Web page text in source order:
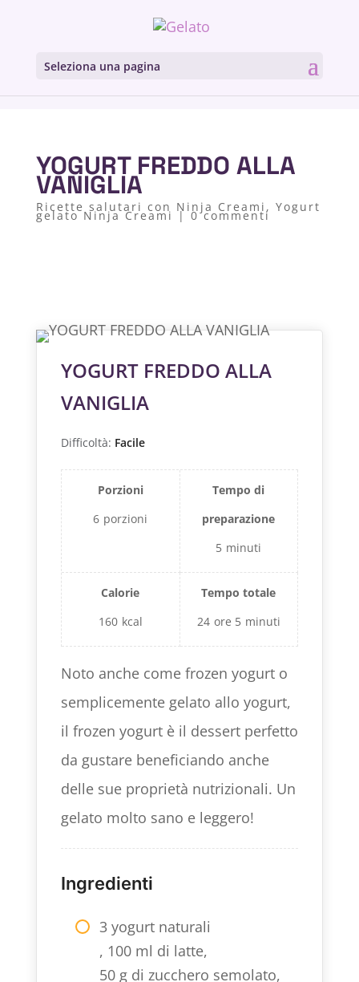
Seleziona una pagina
YOGURT FREDDO ALLA
VANIGLIA
Ricette salutari con Ninja Creami , Yogurt
gelato Ninja Creami |0 commenti
YOGURT FREDDO ALLA
VANIGLIA
Difficoltà: Facile
Porzioni
6 porzioni
Tempo di
preparazione
5 minuti
Calorie
160 kcal
Tempo totale
24 ore 5 minuti
Noto anche come frozen yogurt o
semplicemente gelato allo yogurt,
il frozen yogurt è il dessert perfetto
da gustare beneficiando anche
delle sue proprietà nutrizionali. Un
gelato molto sano e leggero!
Ingredienti
3 yogurt naturali
, 100 ml di latte,
50 g di zucchero semolato,